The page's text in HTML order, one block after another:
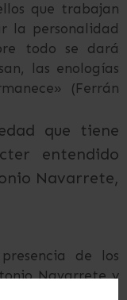
que trabajan
la personalidad
todo se dará
las enologías
(Ferrán
que tiene
entendido
Navarrete,
de los
Navarrete y